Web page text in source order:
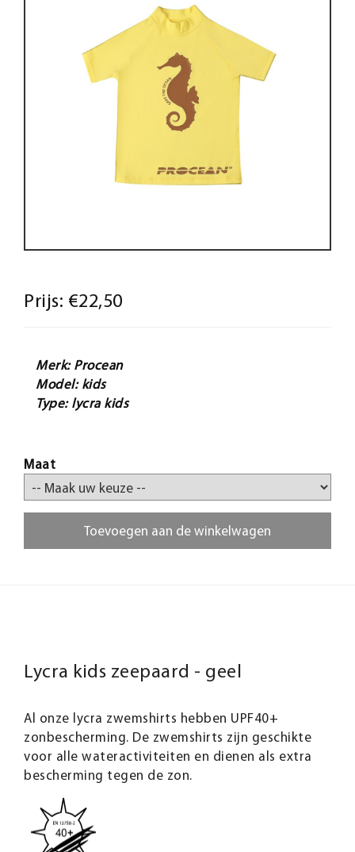
Prijs: €22,50
Merk: Procean
Model: kids
Type: lycra kids
Maat
Toevoegen aan de winkelwagen
Lycra kids zeepaard - geel
Al onze lycra zwemshirts hebben UPF40+
zonbescherming. De zwemshirts zijn geschikte
voor alle wateractiviteiten en dienen als extra
bescherming tegen de zon.